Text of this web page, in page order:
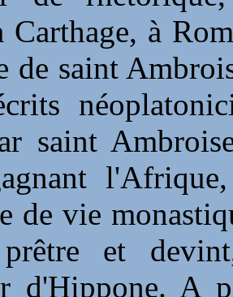
Carthage, à
de saint
saint
de vie
prêtre et
d'Hippone. A